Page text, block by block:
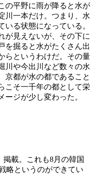
の平野に雨が降ると水が
川一本だけ。つまり、水
る状態になっている。
が見えないが、その下に
を掘ると水がたくさん出
らというわけだ。その量
川や今出川など数々の水
京都が水の都であること
こそ一千年の都として栄
ージが少し変わった。
掲載。これも8月の韓国
略というのができてい